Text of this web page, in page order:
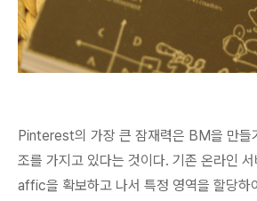
Pinterest의 가장 큰 잠재력은 BM을 만들
조를 가지고 있다는 것이다. 기존 온라인
affic을 확보하고 나서 특정 영역을 할당하